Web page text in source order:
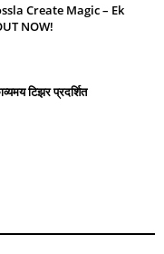
Create Magic – Ek
NOW!
टिझर प्रदर्शित